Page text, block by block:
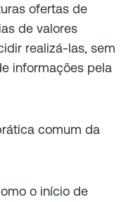
ofertas de
de valores
realizá-las, sem
informações pela
comum da
o início de